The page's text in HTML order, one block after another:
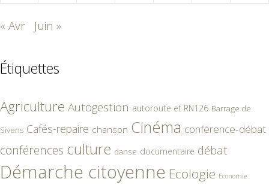
« Avr Juin »
Étiquettes
Agriculture Autogestion autoroute et RN126 Barrage de
Sivens Cafés-repaire chanson Cinéma conférence-débat
conférences culture danse documentaire débat
Démarche citoyenne Ecologie Economie